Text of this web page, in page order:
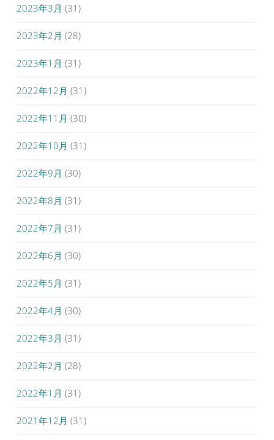
2023年3月 (31)
2023年2月 (28)
2023年1月 (31)
2022年12月 (31)
2022年11月 (30)
2022年10月 (31)
2022年9月 (30)
2022年8月 (31)
2022年7月 (31)
2022年6月 (30)
2022年5月 (31)
2022年4月 (30)
2022年3月 (31)
2022年2月 (28)
2022年1月 (31)
2021年12月 (31)